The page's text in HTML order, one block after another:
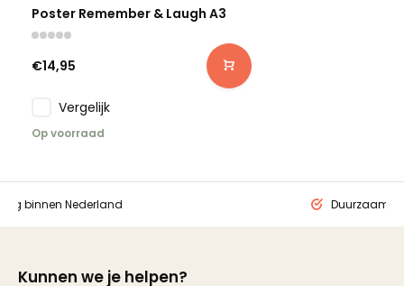
Poster Remember & Laugh A3
€14,95
Vergelijk
Op voorraad
binnen Nederland Duurzaam
Kunnen we je helpen?